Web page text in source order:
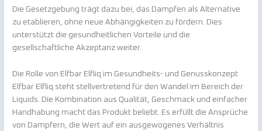
Die Gesetzgebung trägt dazu bei, das Dampfen als Alternative
zu etablieren, ohne neue Abhängigkeiten zu fördern. Dies
unterstützt die gesundheitlichen Vorteile und die
gesellschaftliche Akzeptanz weiter.
Die Rolle von Elfbar Elfliq im Gesundheits- und Genusskonzept
Elfbar Elfliq steht stellvertretend für den Wandel im Bereich der
Liquids. Die Kombination aus Qualität, Geschmack und einfacher
Handhabung macht das Produkt beliebt. Es erfüllt die Ansprüche
von Dampfern, die Wert auf ein ausgewogenes Verhältnis